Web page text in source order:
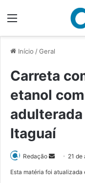
Início /Geral
Carreta
etanol
Itaguaí
Redação 21 de
Esta matéria foi atualizada